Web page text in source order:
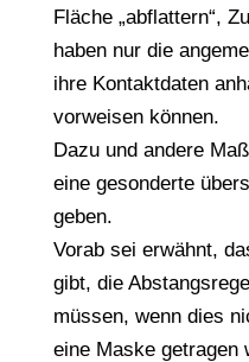
Fläche „abflattern“,
haben nur die
ihre Kontaktdaten
vorweisen können.
Dazu und andere
eine gesonderte
geben.
Vorab sei erwähnt,
gibt, die
müssen, wenn dies
eine Maske getragen